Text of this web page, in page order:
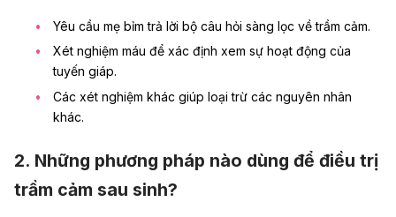
Yêu cầu mẹ bỉm trả lời bộ câu hỏi sàng lọc về trầm cảm.
Xét nghiệm máu để xác định xem sự hoạt động của
tuyến giáp.
Các xét nghiệm khác giúp loại trừ các nguyên nhân
khác.
2. Những phương pháp nào dùng để điều trị
trầm cảm sau sinh?